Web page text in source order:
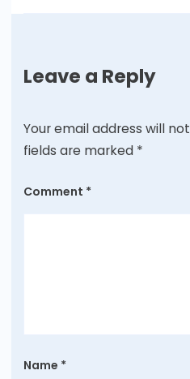
Leave a Reply
Your email address will
fields are marked *
Comment *
Name *